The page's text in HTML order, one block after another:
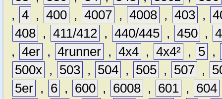
, 4 , 400 , 4007 , 4008 , 403 ,
408 , 411/412 , 440/445 , 450 ,
, 4er , 4runner , 4x4 , 4x4² , 5 ,
500x , 503 , 504 , 505 , 507 ,
5er , 6 , 600 , 6008 , 601 , 604